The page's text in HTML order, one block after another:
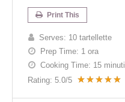
Print This
Serves: 10 tartellette
Prep Time: 1 ora
Cooking Time: 15 minuti
Rating: 5.0/5